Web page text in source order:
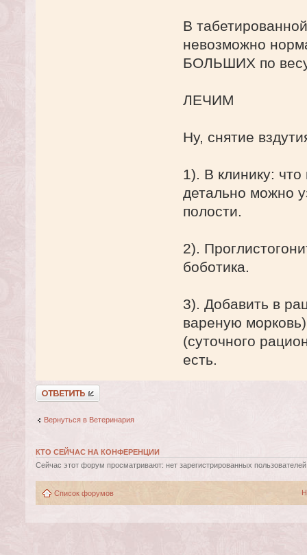
В
невозможно
БОЛЬШИХ по весу
ЛЕЧИМ
Ну, снятие
1). В клинику:
детально можно
полости.
2).
боботика.
3). Добавить в
вареную
(суточного
есть.
Ответить
Вернуться в Ветеринария
КТО СЕЙЧАС НА КОНФЕРЕНЦИИ
Сейчас этот форум просматривают: нет зарегистрированных пользователей
Список форумов